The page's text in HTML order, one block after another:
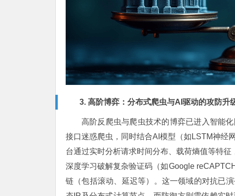
3. 高阶博弈：分布式爬虫与AI驱动的攻防升
高阶反爬虫与爬虫技术的博弈已进入智能
接口迷惑爬虫，同时结合AI模型（如LSTM神经
台通过实时分析请求时间分布、载荷熵值等特征
深度学习破解复杂验证码（如Google
链（包括滚动、延迟等）。这一领域的对抗已